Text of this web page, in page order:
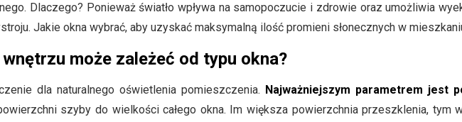
Dlaczego? Ponieważ światło wpływa na samopoczucie i zdrowie oraz umożliwia
Jakie okna wybrać, aby uzyskać maksymalną ilość promieni słonecznych w
może zależeć od typu okna?
dla naturalnego oświetlenia pomieszczenia. Najważniejszym parametrem jest
szyby do wielkości całego okna. Im większa powierzchnia przeszklenia, tym